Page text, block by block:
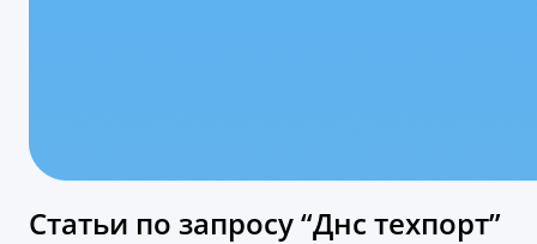
Статьи по запросу “Днс техпорт”